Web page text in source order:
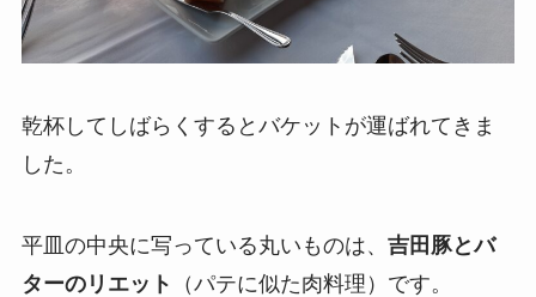
乾杯してしばらくするとバケットが運ばれてきま
した。
平皿の中央に写っている丸いものは、 吉田豚とバ
ターのリエット
（パテに似た肉料理）です。